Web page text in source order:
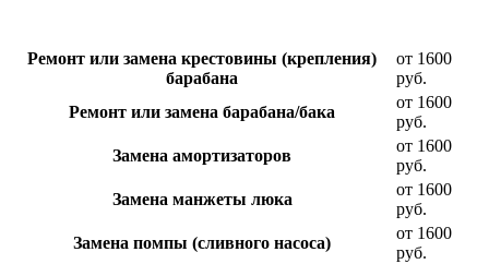
Ремонт или замена крестовины (крепления)
барабана
от 1600
руб.
Ремонт или замена барабана/бака
от 1600
руб.
Замена амортизаторов
от 1600
руб.
Замена манжеты люка
от 1600
руб.
Замена помпы (сливного насоса)
от 1600
руб.